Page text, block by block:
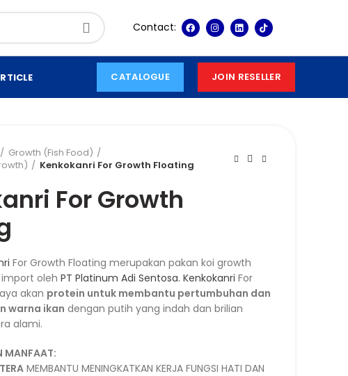
Contact:
CATALOGUE JOIN RESELLER
Growth (Fish Food)
Kenkokanri For Growth Floating
For Growth
For Growth Floating merupakan pakan koi growth
oleh PT Platinum Adi Sentosa. Kenkokanri For
akan protein untuk membantu pertumbuhan dan
warna ikan dengan putih yang indah dan brilian
alami.
MANFAAT:
MEMBANTU MENINGKATKAN KERJA FUNGSI HATI DAN